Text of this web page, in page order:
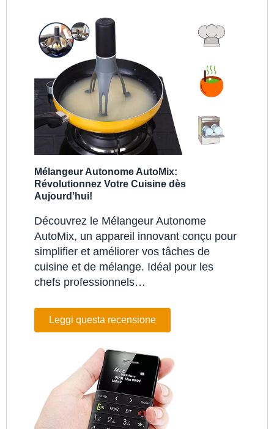
Mélangeur Autonome AutoMix:
Révolutionnez Votre Cuisine dès
Aujourd’hui!
Découvrez le Mélangeur Autonome
AutoMix, un appareil innovant conçu pour
simplifier et améliorer vos tâches de
cuisine et de mélange. Idéal pour les
chefs professionnels…
Leggi questa recensione